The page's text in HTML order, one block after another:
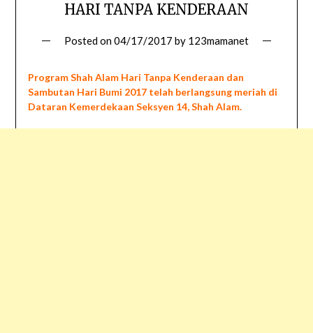
HARI TANPA KENDERAAN
Posted on04/17/2017 by 123mamanet
Program Shah Alam Hari Tanpa Kenderaan dan
Sambutan Hari Bumi 2017 telah berlangsung meriah di
Dataran Kemerdekaan Seksyen 14, Shah Alam.